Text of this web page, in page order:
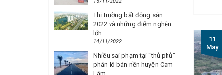
11
May
Thị trường bất động sản
2022 và những điểm nghẽn
lớn
14/11/2022
Nhiều sai phạm tại “thủ phủ”
phân lô bán nền huyện Cam
Lâm